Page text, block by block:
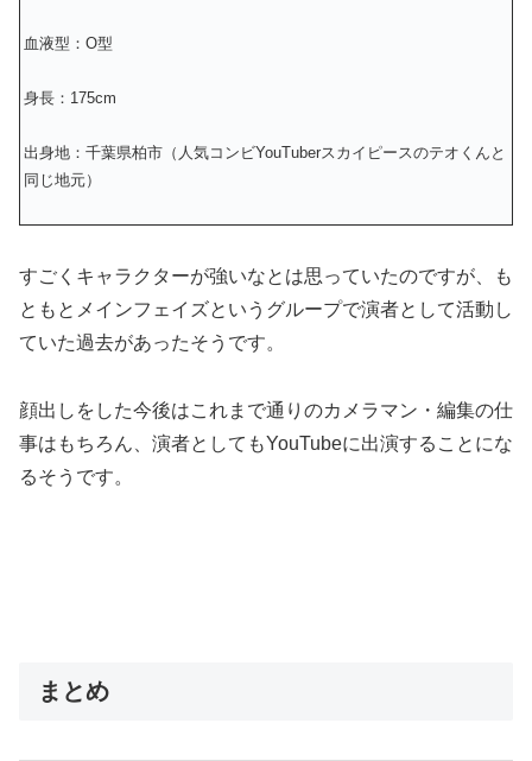
血液型：O型
身長：175cm
出身地：千葉県柏市（人気コンビYouTuberスカイピースのテオくんと
同じ地元）
すごくキャラクターが強いなとは思っていたのですが、も
ともとメインフェイズというグループで演者として活動し
ていた過去があったそうです。
顔出しをした今後はこれまで通りのカメラマン・編集の仕
事はもちろん、演者としてもYouTubeに出演することにな
るそうです。
まとめ